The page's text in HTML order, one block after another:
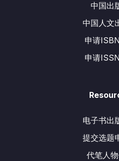
中国出
中国人文
申请
申请
电子书出
提交选题
代笔人